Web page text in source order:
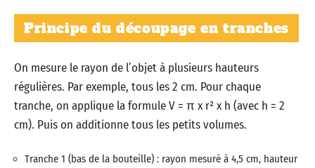
Principe du découpage en tranches
On mesure le rayon de l’objet à plusieurs hauteurs
régulières. Par exemple, tous les 2 cm. Pour chaque
tranche, on applique la formule V = π x r² x h (avec h = 2
cm). Puis on additionne tous les petits volumes.
Tranche 1 (bas de la bouteille) : rayon mesuré à 4,5 cm, hauteur